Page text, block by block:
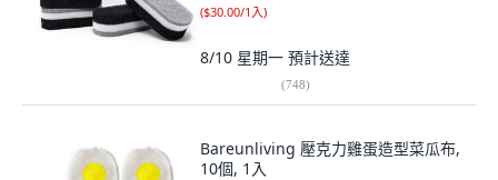
($30.00/1入)
8/10 星期一 預計送達
(748)
Bareunliving 壓克力雞蛋造型菜瓜布,
10個, 1入